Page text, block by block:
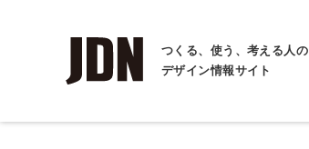
つくる、使う、考える人の
デザイン情報サイト